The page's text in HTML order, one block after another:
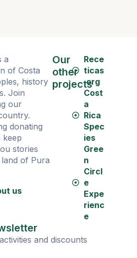
a
of Costa
history
Join
our
donating
keep
stories
of Pura
us
Our
other
projects
Rece
ticas
.org
Cost
a
Rica
Spec
ies
Gree
n
Circl
e
Expe
rienc
e
and discounts